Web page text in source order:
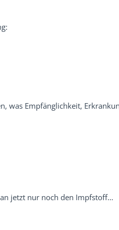
was Empfänglichkeit,
jetzt nur noch den Impfstoff…